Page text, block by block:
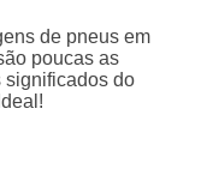
de pneus em
poucas as
significados do